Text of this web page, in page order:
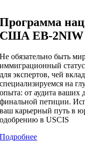
Программа
США EB-2NIW
Не обязательно быть
иммиграционный
для экспертов, чей
специализируемся на
опыта: от аудита
финальной петиции.
ваш карьерный путь в
одобрению в USCIS
Подробнее